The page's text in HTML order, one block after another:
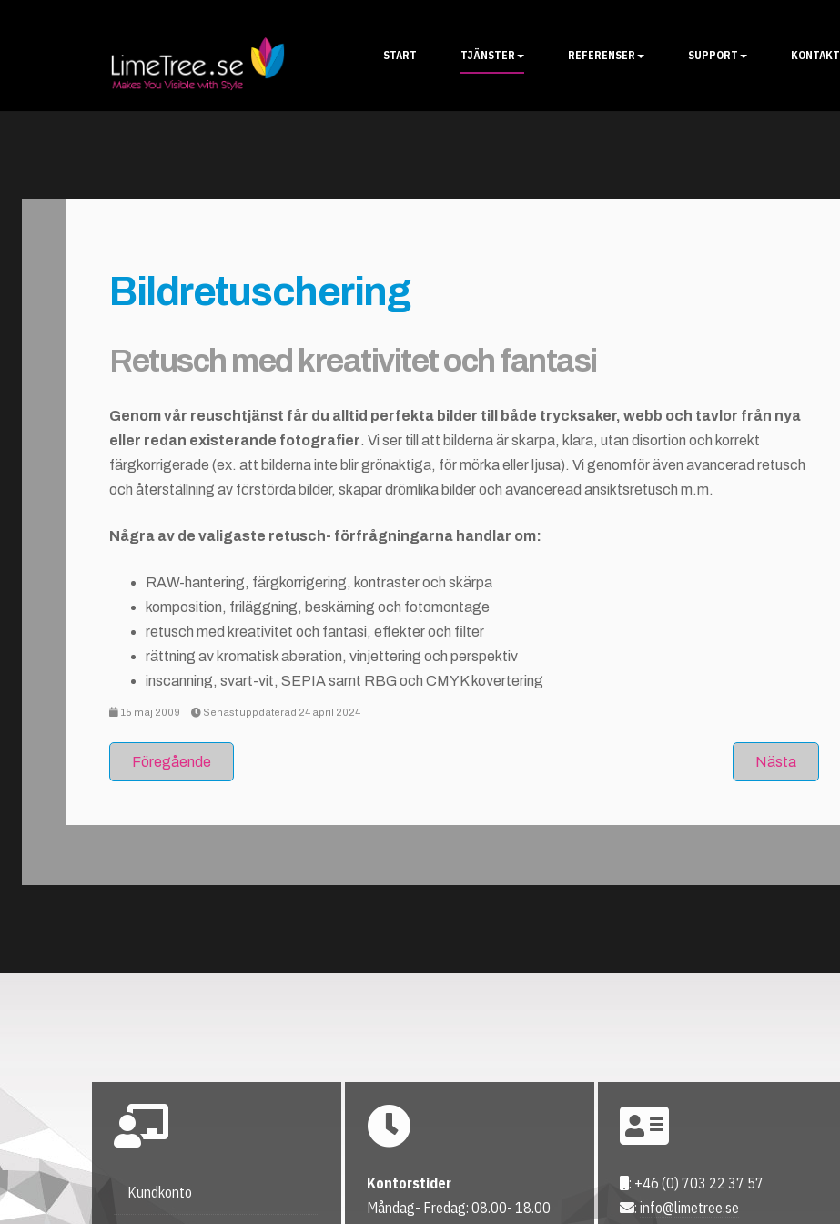
START TJÄNSTER REFERENSER SUPPORT KONTAKT
Bildretuschering
Retusch med kreativitet och fantasi
Genom vår reuschtjänst får du alltid perfekta bilder till både trycksaker, webb och tavlor från nya
eller redan existerande fotografier. Vi ser till att bilderna är skarpa, klara, utan disortion och korrekt
färgkorrigerade (ex. att bilderna inte blir grönaktiga, för mörka eller ljusa). Vi genomför även avancerad retusch
och återställning av förstörda bilder, skapar drömlika bilder och avanceread ansiktsretusch m.m.
Några av de valigaste retusch- förfrågningarna handlar om:
RAW-hantering, färgkorrigering, kontraster och skärpa
komposition, friläggning, beskärning och fotomontage
retusch med kreativitet och fantasi, effekter och filter
rättning av kromatisk aberation, vinjettering och perspektiv
inscanning, svart-vit, SEPIA samt RBG och CMYK kovertering
15 maj 2009 Senast uppdaterad 24 april 2024
Föregående Nästa
Kundkonto
Kontorstider
Måndag- Fredag: 08.00- 18.00
: +46 (0) 703 22 37 57
:info@limetree.se